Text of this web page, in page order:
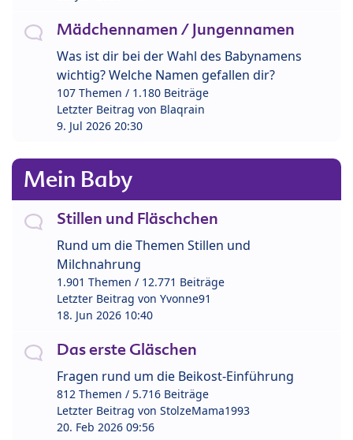
Mädchennamen / Jungennamen
Was ist dir bei der Wahl des Babynamens
wichtig? Welche Namen gefallen dir?
107 Themen / 1.180 Beiträge
Letzter Beitrag von Blaqrain
9. Jul 2026 20:30
Mein Baby
Stillen und Fläschchen
Rund um die Themen Stillen und
Milchnahrung
1.901 Themen / 12.771 Beiträge
Letzter Beitrag von Yvonne91
18. Jun 2026 10:40
Das erste Gläschen
Fragen rund um die Beikost-Einführung
812 Themen / 5.716 Beiträge
Letzter Beitrag von StolzeMama1993
20. Feb 2026 09:56